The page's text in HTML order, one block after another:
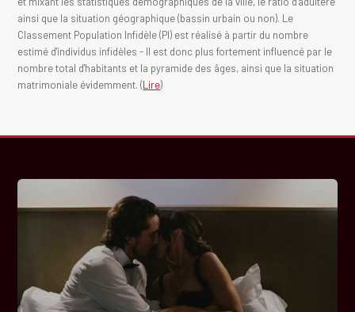
ainsi que la situation géographique (bassin urbain ou non). Le
Classement Population Infidèle (PI) est réalisé à partir du nombre
estimé d'individus infidèles - Il est donc plus fortement influencé par le
nombre total d'habitants et la pyramide des âges, ainsi que la situation
matrimoniale évidemment. (Lire)